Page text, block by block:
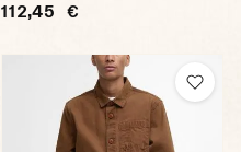
112,45 €